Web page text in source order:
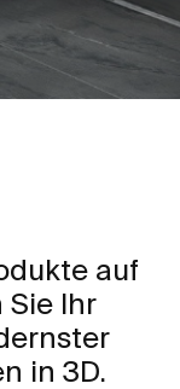
auf
Sie Ihr
in 3D.